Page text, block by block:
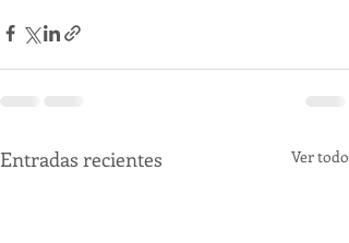
Entradas recientes Ver todo